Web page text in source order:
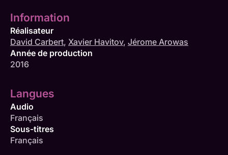
Information
Réalisateur
David Carbert, Xavier Havitov, Jérome Arowas
Année de production
2016
Langues
Audio
Français
Sous-titres
Français